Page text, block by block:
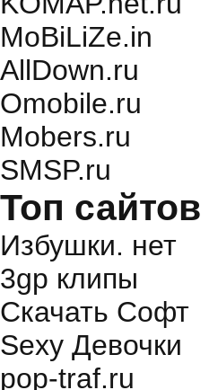
MoBiLiZe.in
AllDown.ru
Оmobile.ru
Mobers.ru
SMSP.ru
Топ сайтов
Избушки. нет
3gp клипы
Скачать Софт
Sexy Девочки
pop-traf.ru